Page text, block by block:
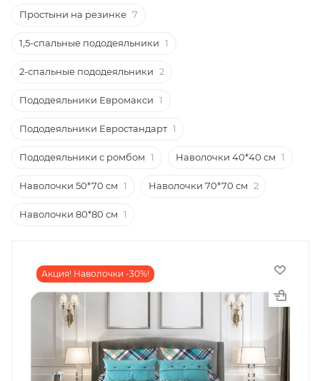
Простыни на резинке 7
1,5-спальные пододеяльники 1
2-спальные пододеяльники 2
Пододеяльники Евромакси 1
Пододеяльники Евростандарт 1
Пододеяльники с ромбом 1 Наволочки 40*40 см 1
Наволочки 50*70 см 1 Наволочки 70*70 см 2
Наволочки 80*80 см 1
Акция! Наволочки -30%!